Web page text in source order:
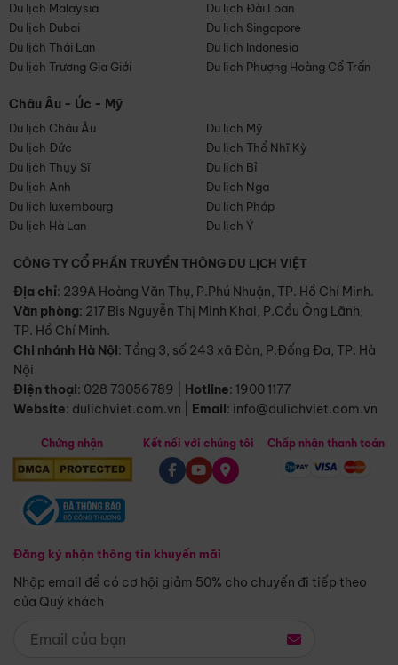
Du lịch Malaysia
Du lịch Đài Loan
Du lịch Dubai
Du lịch Singapore
Du lịch Thái Lan
Du lịch Indonesia
Du lịch Trương Gia Giới
Du lịch Phượng Hoàng Cổ Trấn
Châu Âu - Úc - Mỹ
Du lịch Châu Âu
Du lịch Mỹ
Du lịch Đức
Du lịch Thổ Nhĩ Kỳ
Du lịch Thụy Sĩ
Du lịch Bỉ
Du lịch Anh
Du lịch Nga
Du lịch luxembourg
Du lịch Pháp
Du lịch Hà Lan
Du lịch Ý
CÔNG TY CỔ PHẦN TRUYỀN THÔNG DU LỊCH VIỆT
Địa chỉ: 239A Hoàng Văn Thụ, P.Phú Nhuận, TP. Hồ Chí Minh.
Văn phòng: 217 Bis Nguyễn Thị Minh Khai, P.Cầu Ông Lãnh,
TP. Hồ Chí Minh.
Chi nhánh Hà Nội: Tầng 3, số 243 xã Đàn, P.Đống Đa, TP. Hà
Nội
Điện thoại: 028 73056789 Hotline: 1900 1177
Website: dulichviet.com.vn Email: info@dulichviet.com.vn
Chứng nhận
Đăng ký nhận thông tin khuyến mãi
Nhập email để có cơ hội giảm 50% cho chuyến đi tiếp theo
của Quý khách
Kết nối với chúng tôi Chấp nhận thanh toán